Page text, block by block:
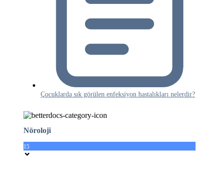
Çocuklarda sık görülen enfeksiyon hastalıkları nelerdir?
Nöroloji
15